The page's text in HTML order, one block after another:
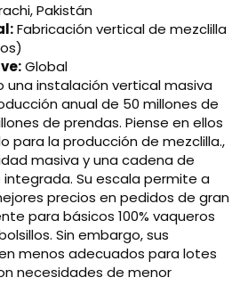
Pakistán
Fabricación vertical de mezclilla
Global
una instalación vertical masiva
anual de 50 millones de
de prendas. Piense en ellos
para la producción de mezclilla.,
masiva y una cadena de
Su escala permite a
precios en pedidos de gran
para básicos 100% vaqueros
Sin embargo, sus
menos adecuados para lotes
necesidades de menor